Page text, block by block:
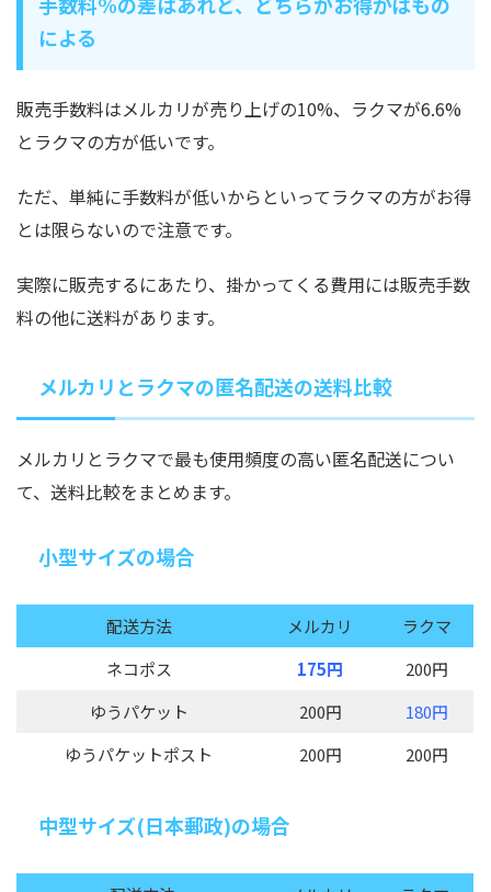
による
販売手数料はメルカリが売り上げの10%、ラクマが6.6%
とラクマの方が低いです。
ただ、単純に手数料が低いからといってラクマの方がお得
とは限らないので注意です。
実際に販売するにあたり、掛かってくる費用には販売手数
料の他に送料があります。
メルカリとラクマの匿名配送の送料比較
メルカリとラクマで最も使用頻度の高い匿名配送につい
て、送料比較をまとめます。
小型サイズの場合
配送方法 メルカリ
ラクマ
ネコポス
175円
200円
ゆうパケット
200円
180円
ゆうパケットポスト
200円 200円
中型サイズ(日本郵政)の場合